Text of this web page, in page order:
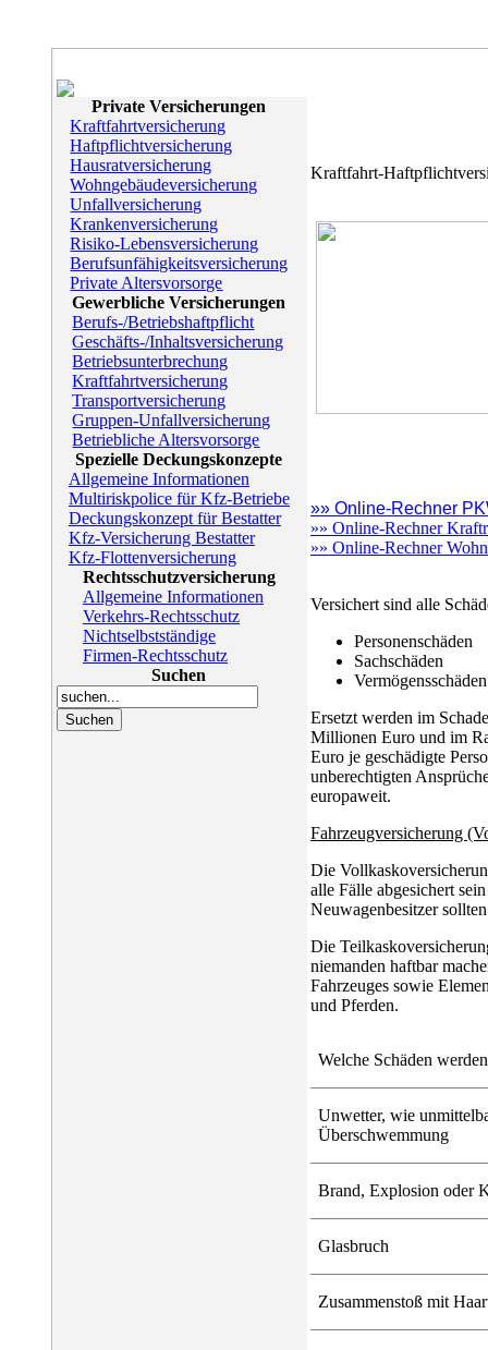
Private Versicherungen
Kraftfahrtversicherung
Haftpflichtversicherung
Hausratversicherung
Wohngebäudeversicherung
Unfallversicherung
Krankenversicherung
Risiko-Lebensversicherung
Berufsunfähigkeitsversicherung
Private Altersvorsorge
Gewerbliche Versicherungen
Berufs-/Betriebshaftpflicht
Geschäfts-/Inhaltsversicherung
Betriebsunterbrechung
Kraftfahrtversicherung
Transportversicherung
Gruppen-Unfallversicherung
Betriebliche Altersvorsorge
Spezielle Deckungskonzepte
Allgemeine Informationen
Multiriskpolice für Kfz-Betriebe
Deckungskonzept für Bestatter
Kfz-Versicherung Bestatter
Kfz-Flottenversicherung
Rechtsschutzversicherung
Allgemeine Informationen
Verkehrs-Rechtsschutz
Nichtselbstständige
Firmen-Rechtsschutz
Suchen
Kraftfahrt-
»» Online-Rechner
»» Online-Rechner
»» Online-Rechner
Versichert sind alle
Personenschäden
Sachschäden
Vermögensschäden
Ersetzt werden im
Millionen Euro und im
Euro je geschädigte
unberechtigten
europaweit.
Fahrzeugversicherung
Die
alle Fälle abgesichert
Neuwagenbesitzer
Die
niemanden haftbar
Fahrzeuges sowie
und Pferden.
Welche Schäden
Unwetter, wie
Überschwemmung
Brand, Explosion oder
Glasbruch
Zusammenstoß mit